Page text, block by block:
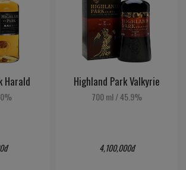
Harald Highland Park Valkyrie
700 ml /45.9%
4,100,000đ